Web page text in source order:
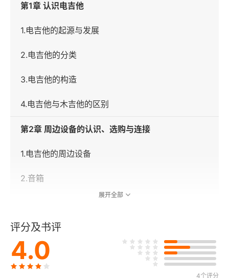
第1章 认识电吉他
1.电吉他的起源与发展
2.电吉他的分类
3.电吉他的构造
4.电吉他与木吉他的区别
第2章 周边设备的认识、选购与连接
1.电吉他的周边设备
2.音箱
4.电吉他琴桥
5.电吉他拾音器
展开全部
评分及书评
4.0
4个评分